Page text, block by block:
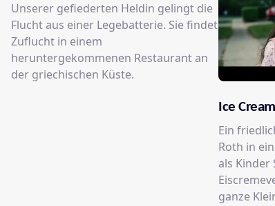
Unserer gefiederten Heldin gelingt die
Flucht aus einer Legebatterie. Sie findet
Zuflucht in einem
heruntergekommenen Restaurant an
der griechischen Küste.
Ice
Ein
Roth in
als Kinder
ganze